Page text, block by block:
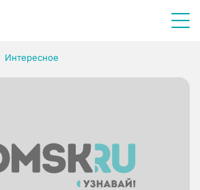
Интересное